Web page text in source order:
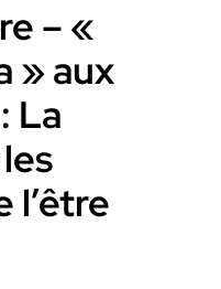
– «
» aux
La
l’être